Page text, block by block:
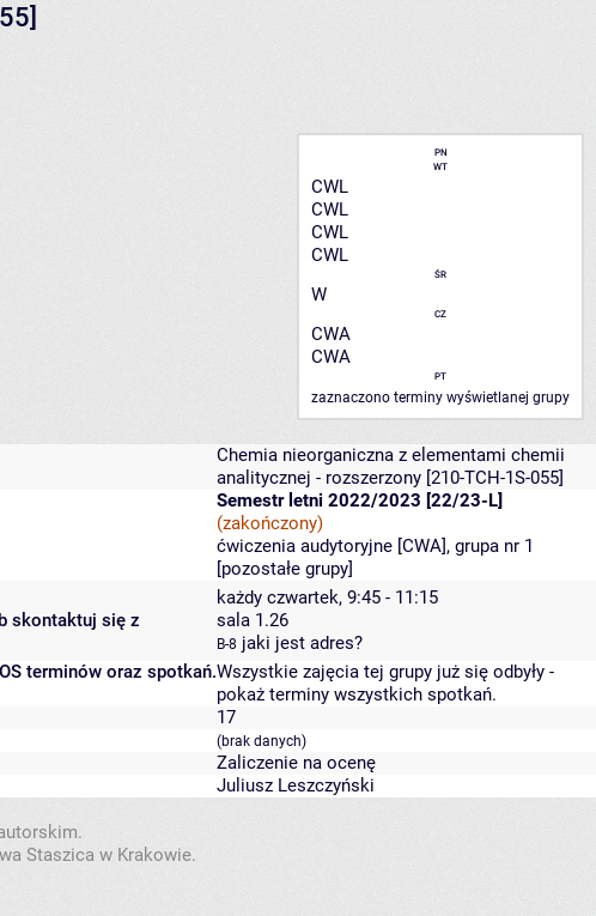
PN
WT
CWL
CWL
CWL
CWL
ŚR
W
CZ
CWA
CWA
PT
zaznaczono terminy wyświetlanej grupy
Chemia nieorganiczna z elementami chemii
analitycznej - rozszerzony [210-TCH-1S-055]
Semestr letni 2022/2023 [22/23-L]
(zakończony)
ćwiczenia audytoryjne [CWA], grupa nr 1
[pozostałe grupy]
skontaktuj się z
każdy czwartek, 9:45 - 11:15
sala 1.26
B-8 jaki jest adres?
terminów oraz spotkań.Wszystkie zajęcia tej grupy już się odbyły -
pokaż terminy wszystkich spotkań.
17
(brak danych)
Zaliczenie na ocenę
Juliusz Leszczyński
Staszica w Krakowie.